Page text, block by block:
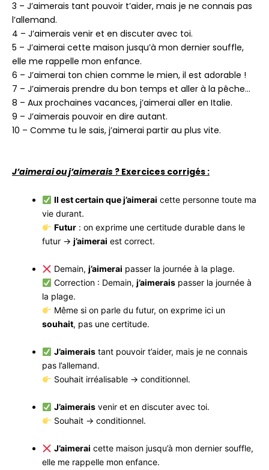
3 – J’aimerais tant pouvoir t’aider, mais je ne connais pas
l’allemand.
4 – J’aimerais venir et en discuter avec toi.
5 – J’aimerai cette maison jusqu’à mon dernier souffle,
elle me rappelle mon enfance.
6 – J’aimerai ton chien comme le mien, il est adorable !
7 – J’aimerais prendre du bon temps et aller à la pêche…
8 – Aux prochaines vacances, j’aimerai aller en Italie.
9 – J’aimerais pouvoir en dire autant.
10 – Comme tu le sais, j’aimerai partir au plus vite.
J’aimerai ou j’aimerais ? Exercices corrigés :
Il est certain que j’aimerai cette personne toute ma
vie durant.
Futur: on exprime une certitude durable dans le
futur → j’aimerai est correct.
Demain, j’aimerai passer la journée à la plage.
Correction : Demain, j’aimeraispasser la journée à
la plage.
Même si on parle du futur, on exprime ici un
souhait, pas une certitude.
J’aimeraistant pouvoir t’aider, mais je ne connais
pas l’allemand.
Souhait irréalisable → conditionnel.
J’aimeraisvenir et en discuter avec toi.
Souhait → conditionnel.
J’aimerai cette maison jusqu’à mon dernier souffle,
elle me rappelle mon enfance.